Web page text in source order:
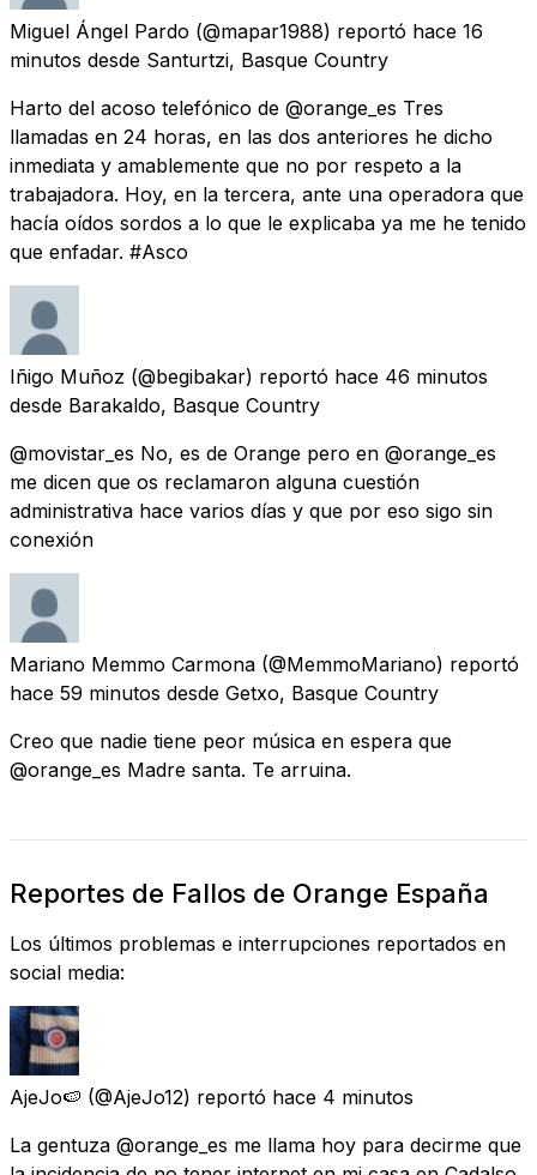
Miguel Ángel Pardo (@mapar1988) reportó hace 16
minutos desde Santurtzi, Basque Country
Harto del acoso telefónico de @orange_es Tres
llamadas en 24 horas, en las dos anteriores he dicho
inmediata y amablemente que no por respeto a la
trabajadora. Hoy, en la tercera, ante una operadora que
hacía oídos sordos a lo que le explicaba ya me he tenido
que enfadar. #Asco
Iñigo Muñoz (@begibakar) reportó hace 46 minutos
desde Barakaldo, Basque Country
@movistar_es No, es de Orange pero en @orange_es
me dicen que os reclamaron alguna cuestión
administrativa hace varios días y que por eso sigo sin
conexión
Mariano Memmo Carmona (@MemmoMariano) reportó
hace 59 minutos desde Getxo, Basque Country
Creo que nadie tiene peor música en espera que
@orange_es Madre santa. Te arruina.
Reportes de Fallos de Orange España
Los últimos problemas e interrupciones reportados en
social media:
AjeJo🍉 (@AjeJo12) reportó hace 4 minutos
La gentuza @orange_es me llama hoy para decirme que